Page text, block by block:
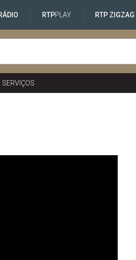
RTPPLAY RTP ZIGZAG
SERVIÇOS